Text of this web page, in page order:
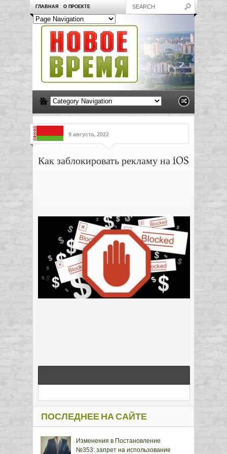
ГЛАВНАЯ О ПРОЕКТЕ
9 августа, 2022
Как заблокировать рекламу на iOS
ПОСЛЕДНЕЕ НА САЙТЕ
Изменения в Постановление
№353: запрет на использование